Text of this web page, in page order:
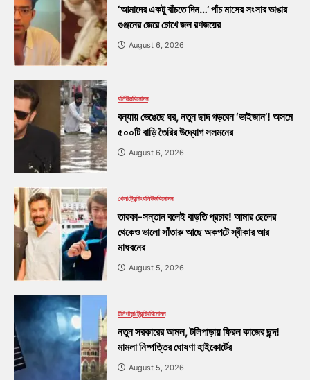
‘আমাদের একটু বাঁচতে দিন…’ পাঁচ মাসের সংসার ভাঙার
গুঞ্জনের জেরে চোখে জল রণজয়ের
August 6, 2026
বলিউডবিনোদন
বন্যায় ভেঙেছে ঘর, নতুন ছাদ গড়বেন ‘ভাইজান’! অসমে
৫০০টি বাড়ি তৈরির উদ্যোগ সলমনের
August 6, 2026
খেলাট্রেন্ডিংবলিউডবিনোদন
তারকা-সন্তান বলেই বাড়তি প্রচার! আমার ছেলের
থেকেও ভালো সাঁতারু আছে অকপটে স্বীকার আর
মাধবনের
August 5, 2026
টলিপাড়াট্রেন্ডিংবিনোদন
নতুন সরকারের আমল, টলিপাড়ায় ফিরল কাজের ছন্দ!
মামলা নিষ্পত্তির ঘোষণা হাইকোর্টের
August 5, 2026